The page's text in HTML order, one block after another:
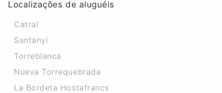
Localizações de aluguéis
Catral
Santanyi
Torreblanca
Nueva Torrequebrada
La Bordeta Hostafrancs